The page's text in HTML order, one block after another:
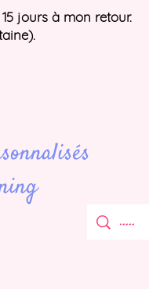
jours à mon retour.